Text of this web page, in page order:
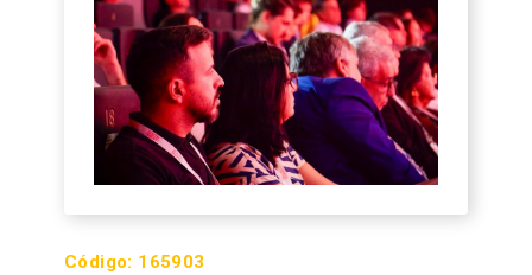
Código: 165903